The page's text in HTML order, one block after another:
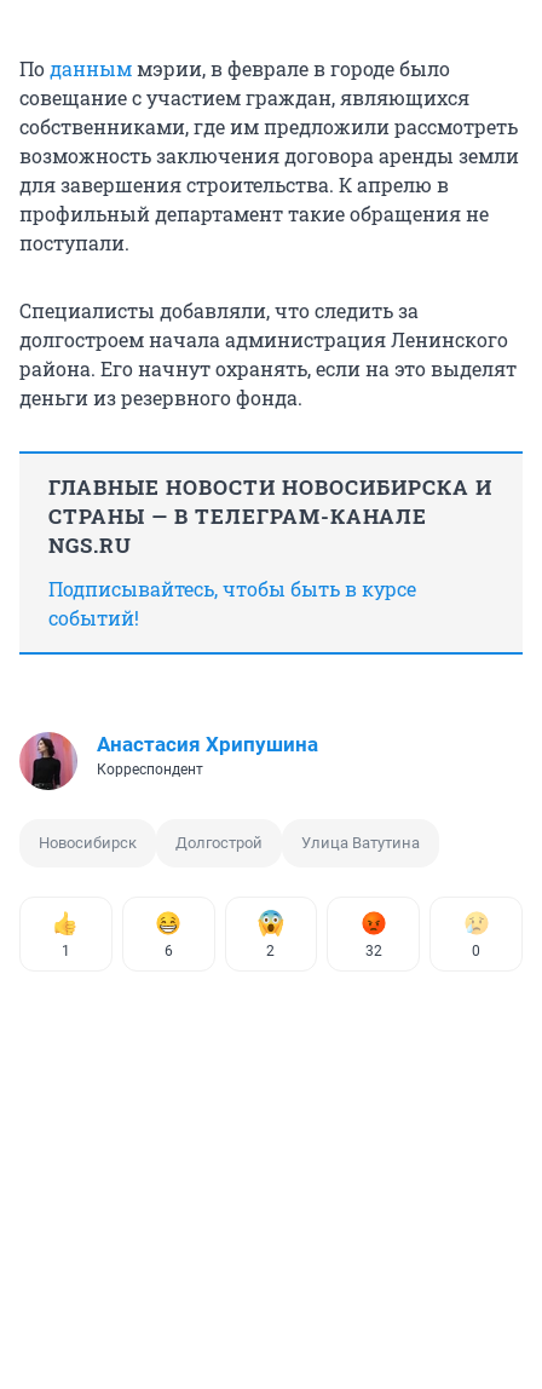
Поданныммэрии, в феврале в городе было
совещание с участием граждан, являющихся
собственниками, где им предложили рассмотреть
возможность заключения договора аренды земли
для завершения строительства. К апрелю в
профильный департамент такие обращения не
поступали.
Специалисты добавляли, что следить за
долгостроем начала администрация Ленинского
района. Его начнут охранять, если на это выделят
деньги из резервного фонда.
ГЛАВНЫЕ НОВОСТИ НОВОСИБИРСКА И
СТРАНЫ — В ТЕЛЕГРАМ-КАНАЛЕ
NGS.RU
Подписывайтесь, чтобы быть в курсе
событий!
Анастасия Хрипушина
Корреспондент
Новосибирск Долгострой Улица Ватутина
1 6 2 32 0